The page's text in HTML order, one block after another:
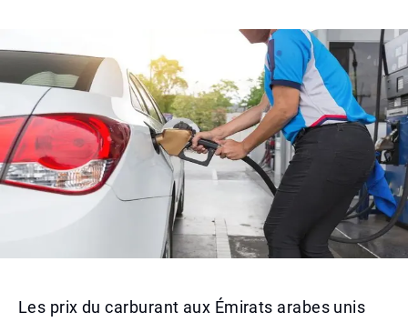
Les prix du carburant aux Émirats arabes unis